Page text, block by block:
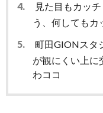
4.
見た目もカッ
う、何しても
5.
町田GIONスタ
が観にくい上に
わココ